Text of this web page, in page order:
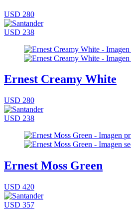
USD 280
USD 238
Ernest Creamy White
USD 280
USD 238
Ernest Moss Green
USD 420
USD 357